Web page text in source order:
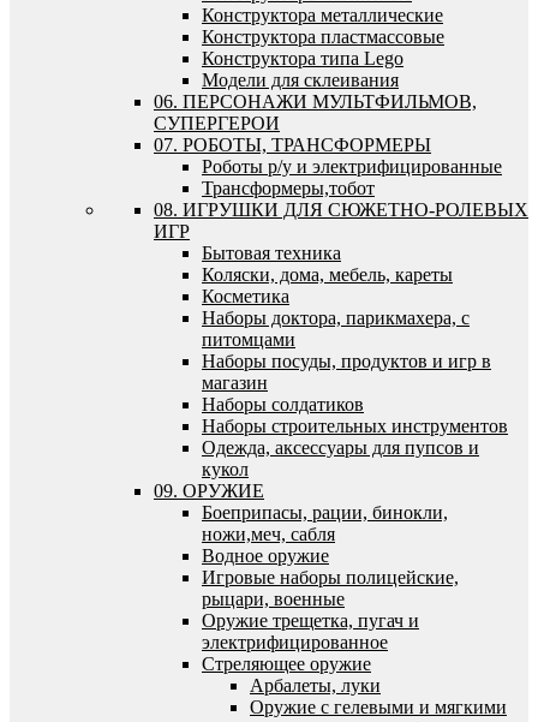
Конструктора металлические
Конструктора пластмассовые
Конструктора типа Lego
Модели для склеивания
06. ПЕРСОНАЖИ МУЛЬТФИЛЬМОВ,
СУПЕРГЕРОИ
07. РОБОТЫ, ТРАНСФОРМЕРЫ
Роботы р/у и электрифицированные
Трансформеры,тобот
08. ИГРУШКИ ДЛЯ СЮЖЕТНО-РОЛЕВЫХ
ИГР
Бытовая техника
Коляски, дома, мебель, кареты
Косметика
Наборы доктора, парикмахера, с
питомцами
Наборы посуды, продуктов и игр в
магазин
Наборы солдатиков
Наборы строительных инструментов
Одежда, аксессуары для пупсов и
кукол
09. ОРУЖИЕ
Боеприпасы, рации, бинокли,
ножи,меч, сабля
Водное оружие
Игровые наборы полицейские,
рыцари, военные
Оружие трещетка, пугач и
электрифицированное
Стреляющее оружие
Арбалеты, луки
Оружие с гелевыми и мягкими